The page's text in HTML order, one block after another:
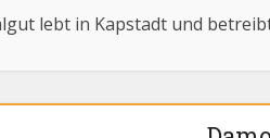
lebt in Kapstadt und